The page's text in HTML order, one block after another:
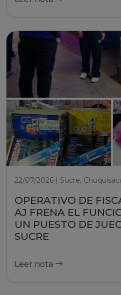
22/07/2026 | Sucre,
OPERATIVO DE
AJ FRENA EL
UN PUESTO DE
SUCRE
Leer nota